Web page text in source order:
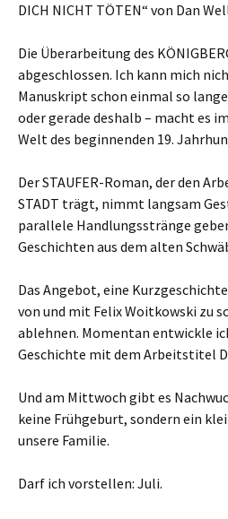
DICH NICHT TÖTEN“ von Dan
Die Überarbeitung des
abgeschlossen. Ich kann mich
Manuskript schon einmal so
oder gerade deshalb – macht es
Welt des beginnenden 19.
Der STAUFER-Roman, der den
STADT trägt, nimmt langsam
parallele Handlungsstränge
Geschichten aus dem alten
Das Angebot, eine
von und mit Felix Woitkowski zu
ablehnen. Momentan entwickle
Geschichte mit dem Arbeitstitel
Und am Mittwoch gibt es
keine Frühgeburt, sondern ein
unsere Familie.
Darf ich vorstellen: Juli.